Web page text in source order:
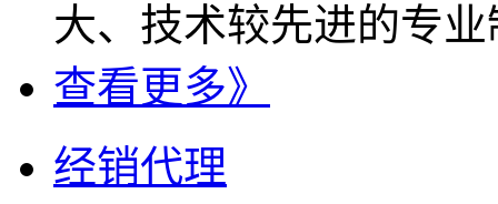
大、技术较先进的专
查看更多》
经销代理